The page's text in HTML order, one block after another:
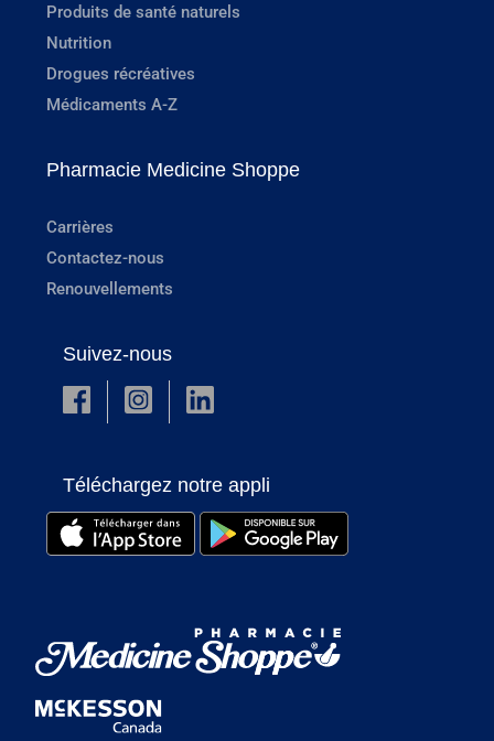
Produits de santé naturels
Nutrition
Drogues récréatives
Médicaments A-Z
Pharmacie Medicine Shoppe
Carrières
Contactez-nous
Renouvellements
Suivez-nous
Téléchargez notre appli